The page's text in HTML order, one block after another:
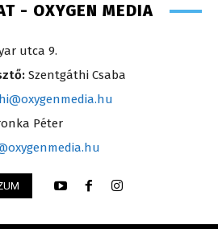
- OXYGEN MEDIA
utca 9.
Szentgáthi Csaba
Péter